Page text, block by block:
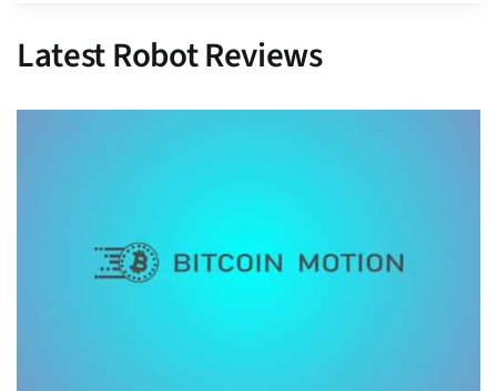
Latest Robot Reviews